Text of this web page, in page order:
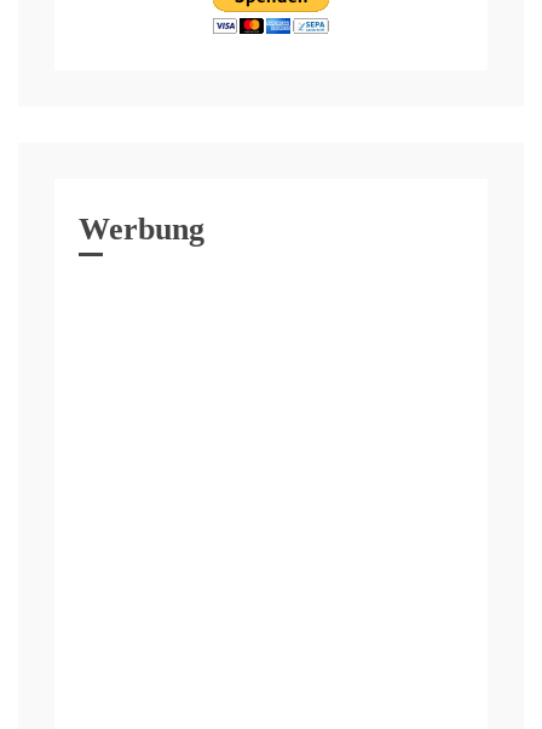
Werbung